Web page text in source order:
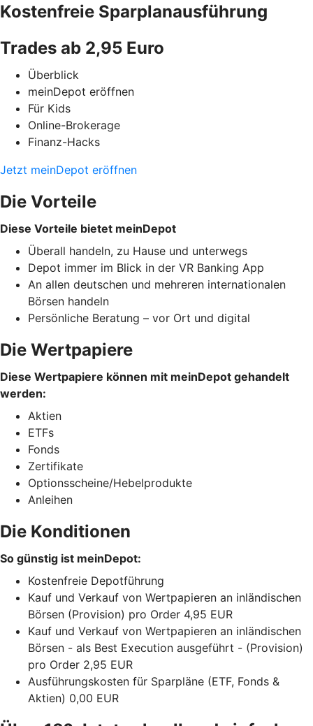
Kostenfreie Sparplanausführung
Trades ab 2,95 Euro
Überblick
meinDepot eröffnen
Für Kids
Online-Brokerage
Finanz-Hacks
Jetzt meinDepot eröffnen
Die Vorteile
Diese Vorteile bietet meinDepot
Überall handeln, zu Hause und unterwegs
Depot immer im Blick in der VR Banking App
An allen deutschen und mehreren internationalen
Börsen handeln
Persönliche Beratung – vor Ort und digital
Die Wertpapiere
Diese Wertpapiere können mit meinDepot gehandelt
werden:
Aktien
ETFs
Fonds
Zertifikate
Optionsscheine/Hebelprodukte
Anleihen
Die Konditionen
So günstig ist meinDepot:
Kostenfreie Depotführung
Kauf und Verkauf von Wertpapieren an inländischen
Börsen (Provision) pro Order 4,95 EUR
Kauf und Verkauf von Wertpapieren an inländischen
Börsen - als Best Execution ausgeführt - (Provision)
pro Order 2,95 EUR
Ausführungskosten für Sparpläne (ETF, Fonds &
Aktien) 0,00 EUR